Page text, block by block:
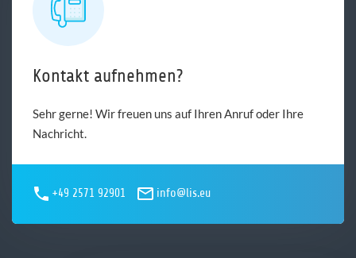
Kontakt aufnehmen?
Sehr gerne! Wir freuen uns auf Ihren Anruf oder Ihre
Nachricht.
+49 2571 92901 info@lis.eu